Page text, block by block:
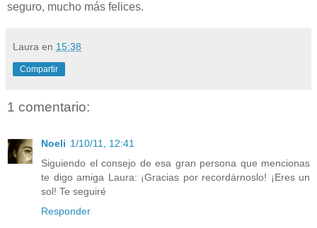
seguro, mucho más felices.
Laura en 15:38
Compartir
1 comentario:
Noeli 1/10/11, 12:41
Siguiendo el consejo de esa gran persona que mencionas
te digo amiga Laura: ¡Gracias por recordárnoslo! ¡Eres un
sol! Te seguiré
Responder